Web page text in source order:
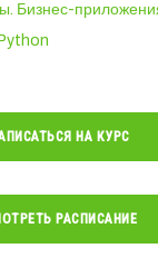
Бизнес-
НА КУРС
РАCПИСАНИЕ